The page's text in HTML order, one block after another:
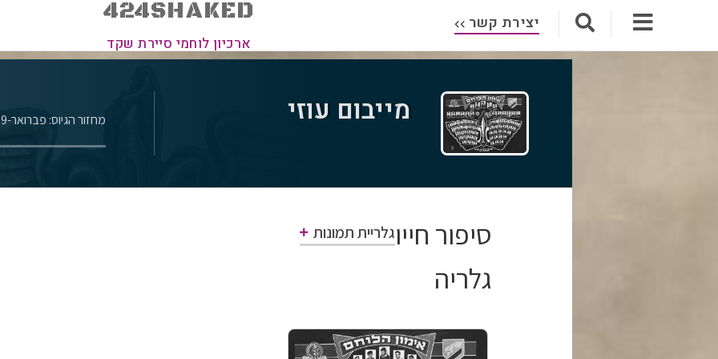
יצירת קשר 424SHAKED
ארכיון לוחמי סיירת שקד
מייבום עוזי מחזור הגיוס: פברואר-1969
סיפור חייוגלריית תמונות
גלריה